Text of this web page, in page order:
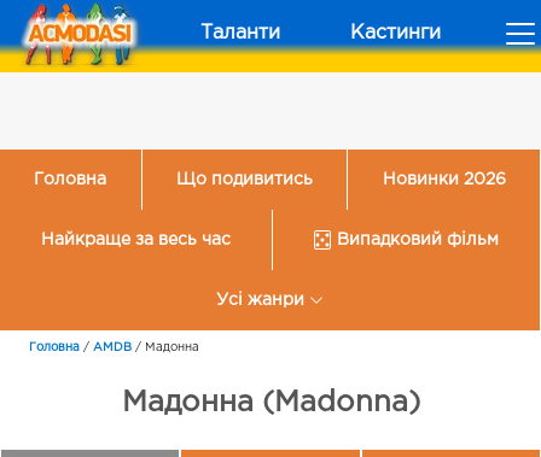
Таланти Кастинги
Головна Що подивитись Новинки 2026
Найкраще за весь час Випадковий фільм
Усі жанри
Головна / AMDB / Мадонна
Мадонна (Madonna)